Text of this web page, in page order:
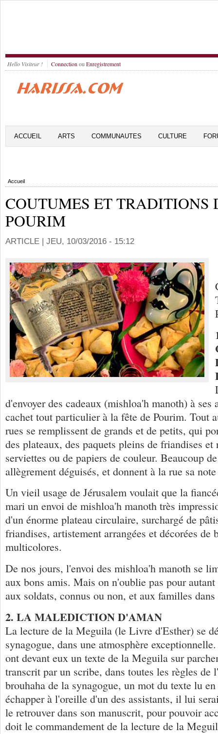
Hello Visiteur ! Connection ou Enregistrement
ACCUEIL ARTS COMMUNAUTES CULTURE
Accueil
COUTUMES ET TRADITIONS
POURIM
ARTICLE | JEU, 10/03/2016 - 15:12
d'envoyer des cadeaux (mishloa'h manoth) à ses
cachet tout particulier à la fête de Pourim. Tout
rues se remplissent de grands et de petits, qui
des plateaux, des paquets pleins de friandises
serviettes ou de papiers de couleur. Beaucoup
allègrement déguisés, et donnent à la rue sa
Un vieil usage de Jérusalem voulait que la
mari un envoi de mishloa'h manoth très
d'un énorme plateau circulaire, surchargé de
friandises, artistement arrangées et décorées de
multicolores.
De nos jours, l'envoi des mishloa'h manoth se
aux bons amis. Mais on n'oublie pas pour
aux soldats, connus ou non, et aux familles
2. LA MALEDICTION D'AMAN
La lecture de la Meguila (le Livre d'Esther) se
synagogue, dans une atmosphère
ont devant eux un texte de la Meguila sur
transcrit par un scribe, dans toutes les règles de
brouhaha de la synagogue, un mot du texte lu
échapper à l'oreille d'un des assistants, il lui
le retrouver dans son manuscrit, pour pouvoir
doit le commandement de la lecture de la